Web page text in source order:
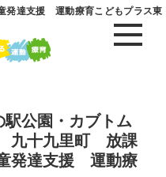
発達支援 運動療育こどもプラス東
公園・カブトム
十九里町 放課
発達支援 運動療